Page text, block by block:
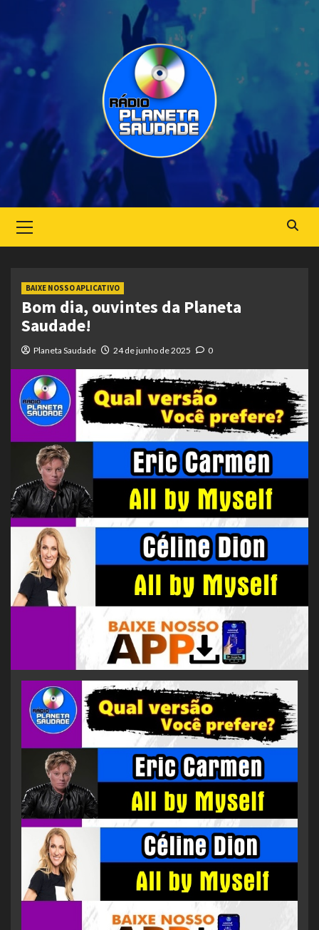
Menu
BAIXE NOSSO APLICATIVO
Bom dia, ouvintes da Planeta
Saudade!
Planeta Saudade 24 de junho de 2025 0